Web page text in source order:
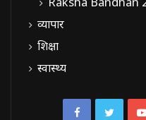
व्यापार
शिक्षा
स्वास्थ्य
Facebook